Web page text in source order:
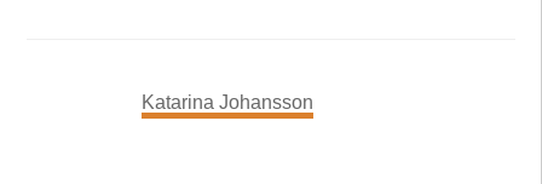
Katarina Johansson